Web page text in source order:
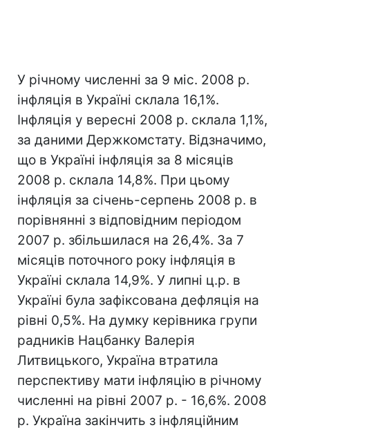
У річному численні за 9 міс. 2008 р.
інфляція в Україні склала 16,1%.
Інфляція у вересні 2008 р. склала 1,1%,
за даними Держкомстату. Відзначимо,
що в Україні інфляція за 8 місяців
2008 р. склала 14,8%. При цьому
інфляція за січень-серпень 2008 р. в
порівнянні з відповідним періодом
2007 р. збільшилася на 26,4%. За 7
місяців поточного року інфляція в
Україні склала 14,9%. У липні ц.р. в
Україні була зафіксована дефляція на
рівні 0,5%. На думку керівника групи
радників Нацбанку Валерія
Литвицького, Україна втратила
перспективу мати інфляцію в річному
численні на рівні 2007 р. - 16,6%. 2008
р. Україна закінчить з інфляційним